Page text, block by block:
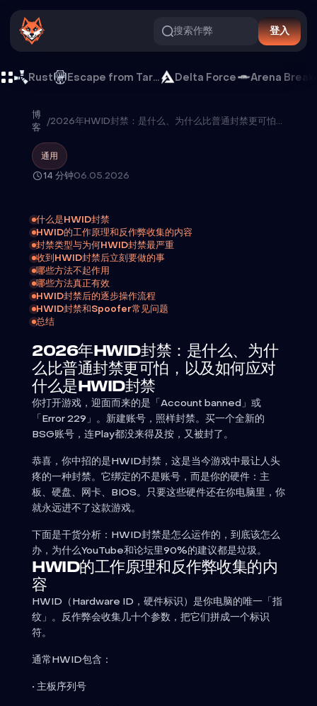
搜索作弊 登入
Rust Escape from Tarkov Delta Force Arena
博
客
/ 2026年HWID封禁：是什么、为什么比普通封禁更可怕，以及如何应对
通用
14 分钟06.05.2026
什么是HWID封禁
HWID的工作原理和反作弊收集的内容
封禁类型与为何HWID封禁最严重
收到HWID封禁后立刻要做的事
哪些方法不起作用
哪些方法真正有效
HWID封禁后的逐步操作流程
HWID封禁和Spoofer常见问题
总结
2026年HWID封禁：是什么、为什
么比普通封禁更可怕，以及如何应对
什么是HWID封禁
你打开游戏，迎面而来的是「Account banned」或
「Error 229」。新建账号，照样封禁。买一个全新的
BSG账号，连Play都没来得及按，又被封了。
恭喜，你中招的是HWID封禁，这是当今游戏中最让人头
疼的一种封禁。它绑定的不是账号，而是你的硬件：主
板、硬盘、网卡、BIOS。只要这些硬件还在你电脑里，你
就永远进不了这款游戏。
下面是干货分析：HWID封禁是怎么运作的，到底该怎么
办，为什么YouTube和论坛里90%的建议都是垃圾。
HWID的工作原理和反作弊收集的内
容
HWID（Hardware ID，硬件标识）是你电脑的唯一「指
纹」。反作弊会收集几十个参数，把它们拼成一个标识
符。
通常HWID包含：
• 主板序列号